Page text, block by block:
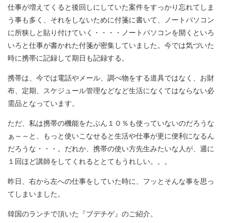
仕事が増えてくると後回しにしていた案件をすっかり忘れてしま
う事も多く、それをしないために付箋に書いて、ノートパソコン
に所狭しと貼り付けていく・・・・ノートパソコンを開くといろ
いろと仕事が書かれた付箋が密集していました。今では気づいた
時に携帯に記録して期日も記録する。
携帯は、今では電話やメール、調べ物をする道具ではなく、お財
布、定期、スケジュール管理などなど生活になくてはならない必
需品となっています。
ただ、私は携帯の機能をたぶん１０％も使っていないのだろうな
ぁ～～と、もっと使いこなせると生活や仕事が更に便利になるん
だろうな・・・。だれか、携帯の使い方先生みたいな人が、週に
１回ほど講師をしてくれるととてもうれしい。。。
昨日、右から左への仕事をしていた時に、フッとそんな事を思っ
てしまいました。
韓国のランチで頂いた『ブデチゲ』のご紹介。